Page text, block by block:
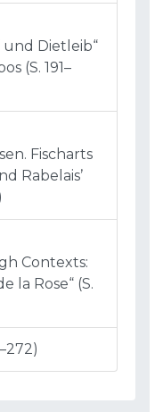
und Dietleib“
(S. 191–
Fischarts
Rabelaisʼ
Contexts:
la Rose“ (S.